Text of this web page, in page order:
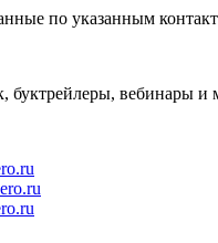
по указанным
вебинары и